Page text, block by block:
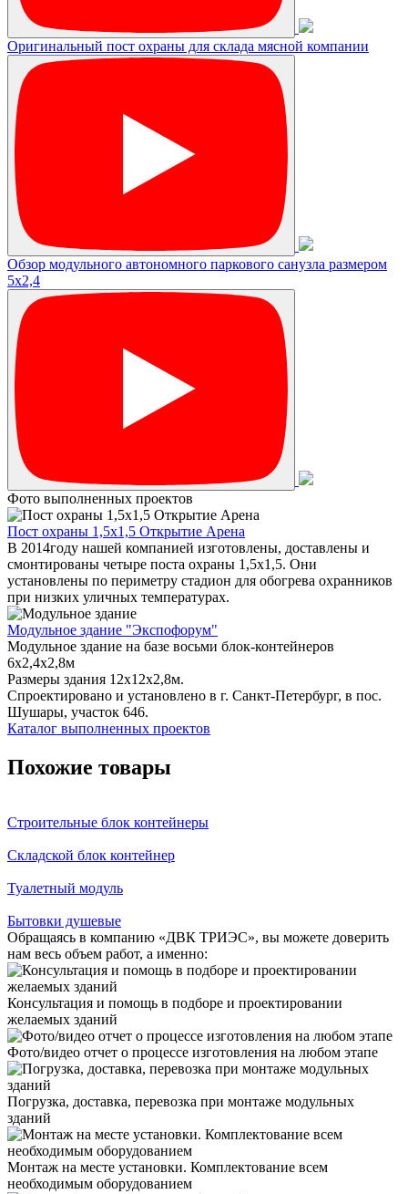
Оригинальный пост охраны для склада мясной компании
Обзор модульного автономного паркового санузла размером
5х2,4
Фото выполненных проектов
Пост охраны 1,5х1,5 Открытие Арена
В 2014году нашей компанией изготовлены, доставлены и
смонтированы четыре поста охраны 1,5х1,5. Они
установлены по периметру стадион для обогрева охранников
при низких уличных температурах.
Модульное здание "Экспофорум"
Модульное здание на базе восьми блок-контейнеров
6x2,4x2,8м
Размеры здания 12х12х2,8м.
Спроектировано и установлено в г. Санкт-Петербург, в пос.
Шушары, участок 646.
Каталог выполненных проектов
Похожие товары
Строительные блок контейнеры
Складской блок контейнер
Туалетный модуль
Бытовки душевые
Обращаясь в компанию «ДВК ТРИЭС», вы можете доверить
нам весь объем работ, а именно:
Консультация и помощь в подборе и проектировании
желаемых зданий
Фото/видео отчет о процессе изготовления на любом этапе
Погрузка, доставка, перевозка при монтаже модульных
зданий
Монтаж на месте установки. Комплектование всем
необходимым оборудованием